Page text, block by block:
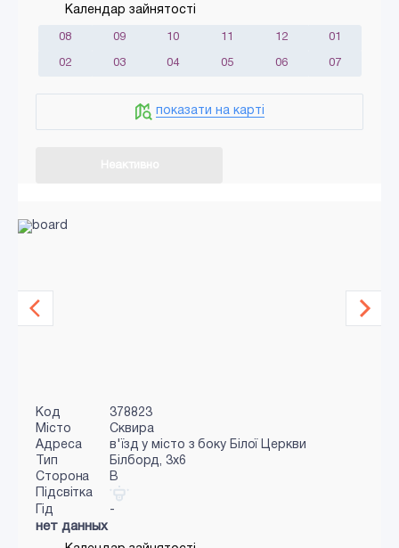
Календар зайнятості
08 09 10 11 12 01
02 03 04 05 06 07
показати на карті
Код
378823
Місто
Сквира
Адреса
в'їзд у місто з боку Білої Церкви
Тип
Білборд, 3х6
Сторона
B
Підсвітка
Гід
-
нет данных